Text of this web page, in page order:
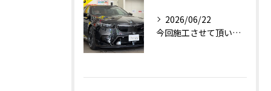
2026/06/22
今回施工させて頂いたお車はBMW M5です！✨